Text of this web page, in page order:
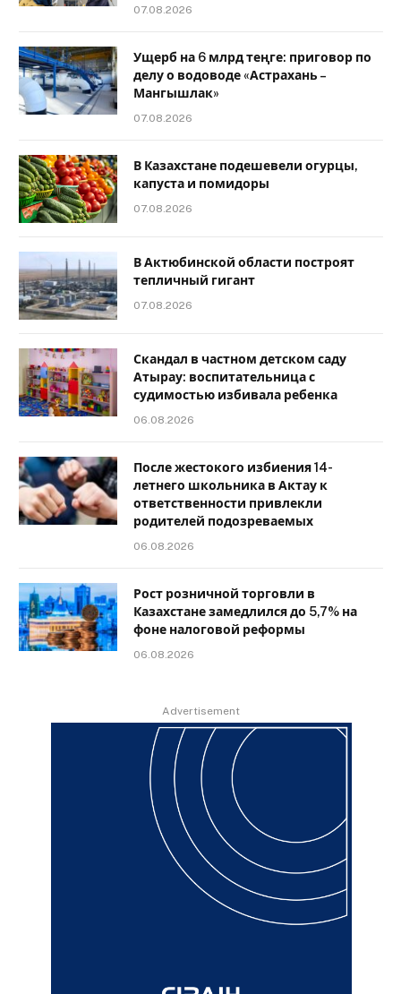
07.08.2026
Ущерб на 6 млрд теңге: приговор по
делу о водоводе «Астрахань –
Мангышлак»
07.08.2026
В Казахстане подешевели огурцы,
капуста и помидоры
07.08.2026
В Актюбинской области построят
тепличный гигант
07.08.2026
Скандал в частном детском саду
Атырау: воспитательница с
судимостью избивала ребенка
06.08.2026
После жестокого избиения 14-
летнего школьника в Актау к
ответственности привлекли
родителей подозреваемых
06.08.2026
Рост розничной торговли в
Казахстане замедлился до 5,7% на
фоне налоговой реформы
06.08.2026
Advertisement